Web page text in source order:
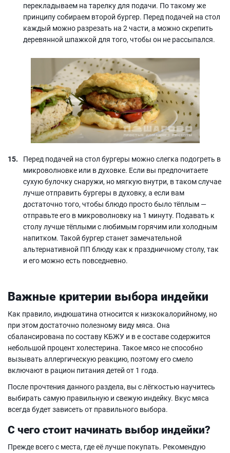
перекладываем на тарелку для подачи. По такому же
принципу собираем второй бургер. Перед подачей на стол
каждый можно разрезать на 2 части, а можно скрепить
деревянной шпажкой для того, чтобы он не рассыпался.
Перед подачей на стол бургеры можно слегка подогреть в
микроволновке или в духовке. Если вы предпочитаете
сухую булочку снаружи, но мягкую внутри, в таком случае
лучше отправить бургеры в духовку, а если вам
достаточно того, чтобы блюдо просто было тёплым —
отправьте его в микроволновку на 1 минуту. Подавать к
столу лучше тёплыми с любимым горячим или холодным
напитком. Такой бургер станет замечательной
альтернативной ПП блюду как к праздничному столу, так
и его можно есть повседневно.
Важные критерии выбора индейки
Как правило, индюшатина относится к низкокалорийному, но
при этом достаточно полезному виду мяса. Она
сбалансирована по составу КБЖУ и в е составе содержится
небольшой процент холестерина. Такое мясо не способно
вызывать аллергическую реакцию, поэтому его смело
включают в рацион питания детей от 1 года.
После прочтения данного раздела, вы с лёгкостью научитесь
выбирать самую правильную и свежую индейку. Вкус мяса
всегда будет зависеть от правильного выбора.
С чего стоит начинать выбор индейки?
Прежде всего с места, где её лучше покупать. Рекомендую